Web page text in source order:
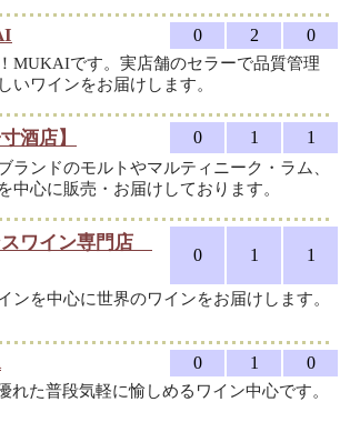
0 2 0
MUKAIです。実店舗のセラーで品質管理
いワインをお届けします。
酒店】 0 1 1
ランドのモルトやマルティニーク・ラム、
中心に販売・お届けしております。
ワイン専門店
0 1 1
ンを中心に世界のワインをお届けします。
0 1 0
れた普段気軽に愉しめるワイン中心です。